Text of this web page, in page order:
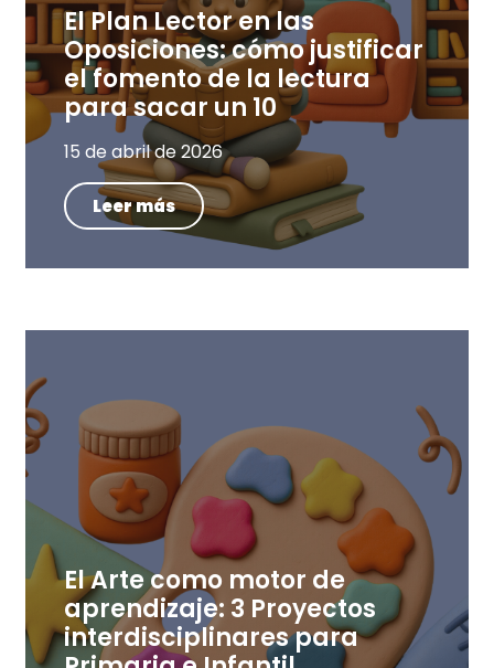
El Plan Lector en las
Oposiciones: cómo justificar
el fomento de la lectura
para sacar un 10
15 de abril de 2026
Leer más
El Arte como motor de
aprendizaje: 3 Proyectos
interdisciplinares para